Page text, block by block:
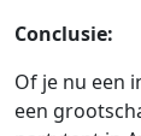
Conclusie:
Of je nu een
een